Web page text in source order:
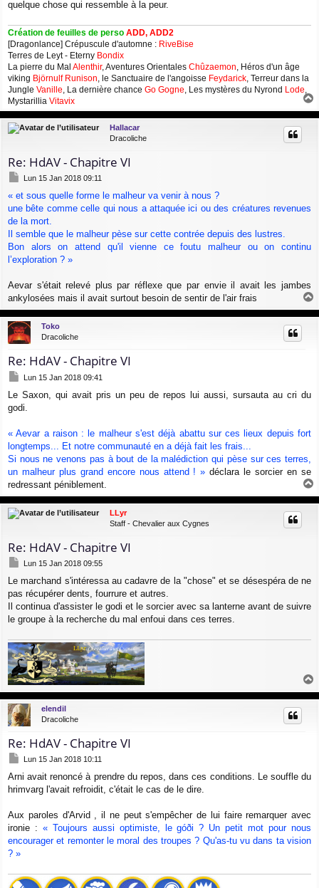
e
quelque chose qui ressemble à la peur.
Création de feuilles de perso ADD, ADD2
[Dragonlance] Crépuscule d'automne : RiveBise
Terres de Leyt - Eterny Bondix
La pierre du Mal Alenthir, Aventures Orientales Chûzaemon, Héros d'un âge
viking Björnulf Runison, le Sanctuaire de l'angoisse Feydarick, Terreur dans la
Jungle Vanille, La dernière chance Go Gogne, Les mystères du Nyrond Lode,
Mystarillia Vitavix
a
u
Hallacar
Dracoliche
Re: HdAV - Chapitre VI
M
s
s
a
e
Lun 15 Jan 2018 09:11
« et sous quelle forme le malheur va venir à nous ?
une bête comme celle qui nous a attaquée ici ou des créatures revenues
de la mort.
Il semble que le malheur pèse sur cette contrée depuis des lustres.
Bon alors on attend qu'il vienne ce foutu malheur ou on continu
l’exploration ? »
Aevar s'était relevé plus par réflexe que par envie il avait les jambes
ankylosées mais il avait surtout besoin de sentir de l'air frais
a
u
Toko
Dracoliche
Re: HdAV - Chapitre VI
M
s
s
e
Lun 15 Jan 2018 09:41
Le Saxon, qui avait pris un peu de repos lui aussi, sursauta au cri du
godi.
« Aevar a raison : le malheur s'est déjà abattu sur ces lieux depuis fort
longtemps... Et notre communauté en a déjà fait les frais...
Si nous ne venons pas à bout de la malédiction qui pèse sur ces terres,
un malheur plus grand encore nous attend ! » déclara le sorcier en se
redressant péniblement.
u
LLyr
Staff - Chevalier aux Cygnes
Re: HdAV - Chapitre VI
M
s
s
a
e
Lun 15 Jan 2018 09:55
Le marchand s'intéressa au cadavre de la "chose" et se désespéra de ne
pas récupérer dents, fourrure et autres.
Il continua d'assister le godi et le sorcier avec sa lanterne avant de suivre
le groupe à la recherche du mal enfoui dans ces terres.
u
elendil
Dracoliche
Re: HdAV - Chapitre VI
M
s
s
e
Lun 15 Jan 2018 10:11
Arni avait renoncé à prendre du repos, dans ces conditions. Le souffle du
hrimvarg l'avait refroidit, c'était le cas de le dire.
Aux paroles d'Arvid , il ne peut s'empêcher de lui faire remarquer avec
ironie : « Toujours aussi optimiste, le góði ? Un petit mot pour nous
encourager et remonter le moral des troupes ? Qu'as-tu vu dans ta vision
? »